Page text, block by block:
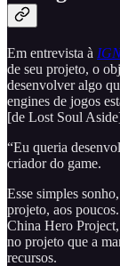
Em entrevista à
de seu projeto, o
desenvolver algo
engines de jogos
[de Lost Soul
“Eu queria
criador do game.
Esse simples
projeto, aos
China Hero
no projeto que a
recursos.